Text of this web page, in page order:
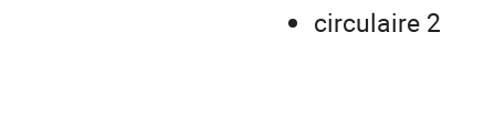
circulaire 2